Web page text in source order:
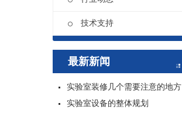
技术支持
最新新闻
实验室装修几个需要注意的地方
实验室设备的整体规划